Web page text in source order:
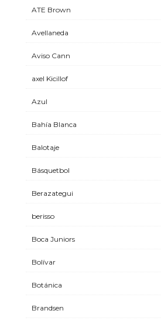
ATE Brown
Avellaneda
Aviso Cann
axel Kicillof
Azul
Bahía Blanca
Balotaje
Básquetbol
Berazategui
berisso
Boca Juniors
Bolívar
Botánica
Brandsen